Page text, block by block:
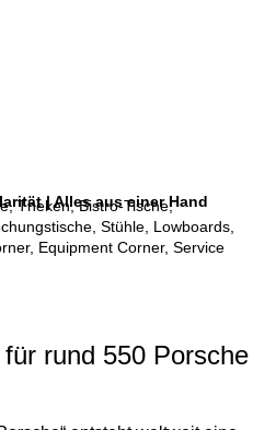
| Alles aus einer Hand
Theken, Bistro-Tische,
Stühle, Lowboards,
Equipment Corner, Service
rund 550 Porsche